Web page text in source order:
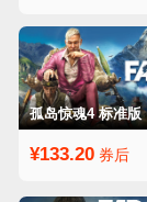
孤岛惊魂4 标准版
¥133.20券后